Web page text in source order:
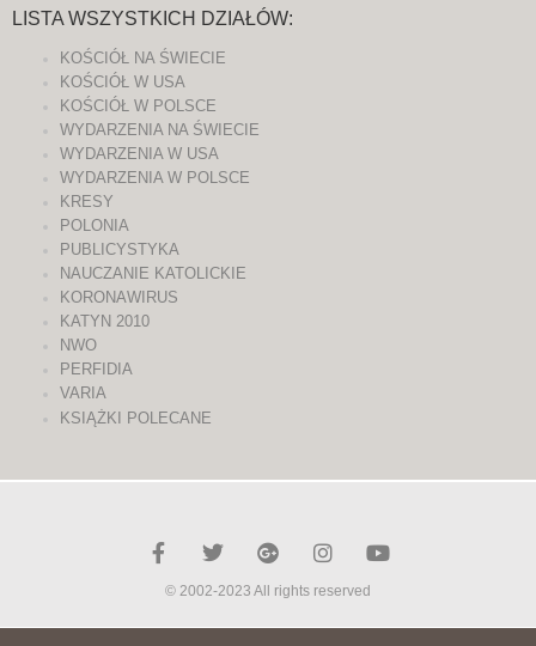
LISTA WSZYSTKICH DZIAŁÓW:
KOŚCIÓŁ NA ŚWIECIE
KOŚCIÓŁ W USA
KOŚCIÓŁ W POLSCE
WYDARZENIA NA ŚWIECIE
WYDARZENIA W USA
WYDARZENIA W POLSCE
KRESY
POLONIA
PUBLICYSTYKA
NAUCZANIE KATOLICKIE
KORONAWIRUS
KATYN 2010
NWO
PERFIDIA
VARIA
KSIĄŻKI POLECANE
© 2002-2023 All rights reserved